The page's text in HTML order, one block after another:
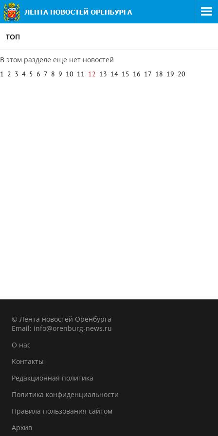
ТОП
В этом разделе еще нет новостей
1 2 3 4 5 6 7 8 9 10 11 12 13 14 15 16 17 18 19 20
© Лента новостей Оренбурга
Email: info@orenburg-news.ru
О нас
Контакты
Редакционная политика
Политика конфиденциальности
Правила пользования сайтом
Архив